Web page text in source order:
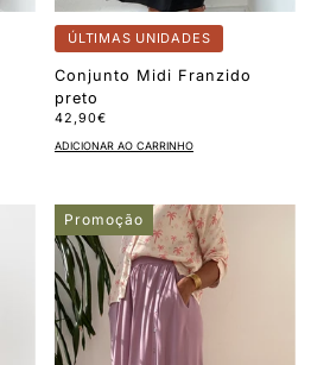
ÚLTIMAS UNIDADES
Conjunto Midi Franzido
preto
42,90€
ADICIONAR AO CARRINHO
Promoção